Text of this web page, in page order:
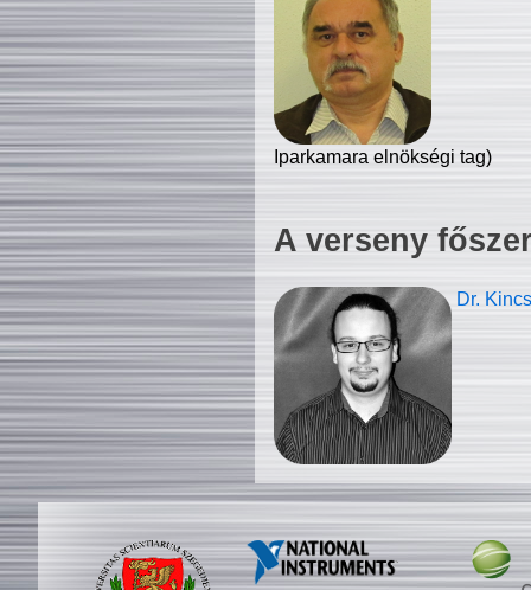
Iparkamara elnökségi tag)
A verseny
Dr.